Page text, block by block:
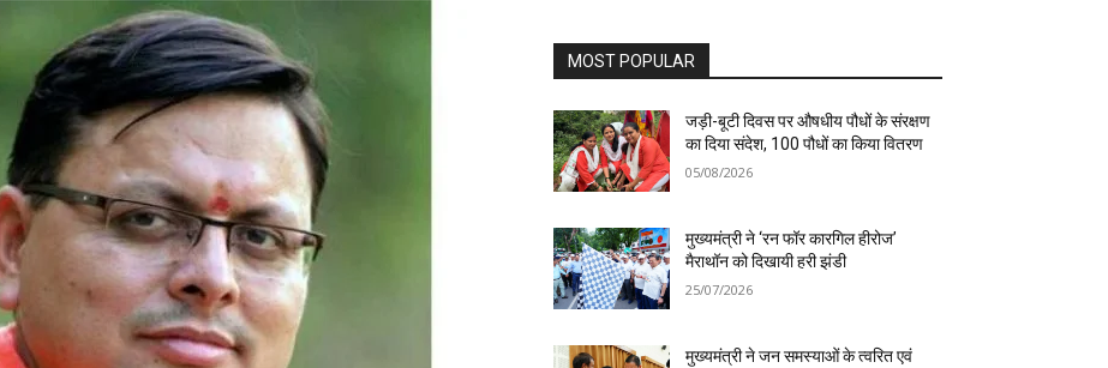
MOST POPULAR
जड़ी-बूटी दिवस पर औषधीय पौधों के संरक्षण
का दिया संदेश, 100 पौधों का किया वितरण
05/08/2026
मुख्यमंत्री ने ‘रन फॉर कारगिल हीरोज’
मैराथॉन को दिखायी हरी झंडी
25/07/2026
मुख्यमंत्री ने जन समस्याओं के त्वरित एवं